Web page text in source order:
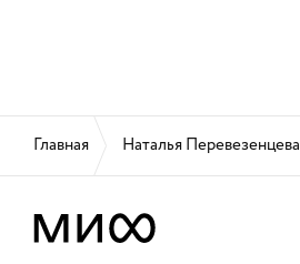
Главная Наталья Перевезенцева